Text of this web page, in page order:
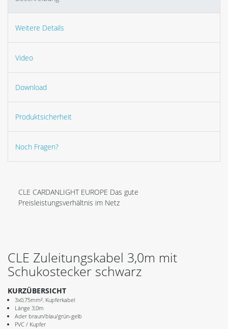
Weitere Details
Video
Download
Produktsicherheit
Noch Fragen?
CLE CARDANLIGHT EUROPE Das gute
Preisleistungsverhältnis im Netz
CLE Zuleitungskabel 3,0m mit
Schukostecker schwarz
KURZÜBERSICHT
3x0,75mm², Kupferkabel
Länge 3,0m
Ader braun/blau/grün-gelb
PVC / Kupfer